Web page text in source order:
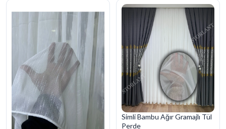
Simli Bambu Ağır Gramajlı Tül
Perde